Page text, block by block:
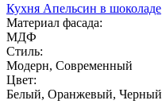
Кухня Апельсин в шоколаде
Материал фасада:
МДФ
Стиль:
Модерн, Современный
Цвет:
Белый, Оранжевый, Черный